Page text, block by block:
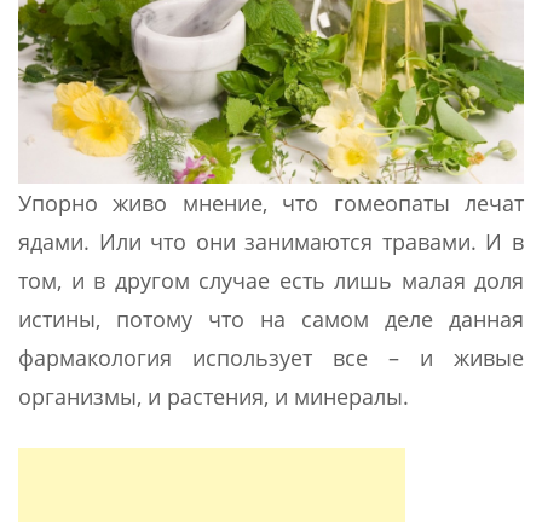
Упорно живо мнение, что гомеопаты лечат
ядами. Или что они занимаются травами. И в
том, и в другом случае есть лишь малая доля
истины, потому что на самом деле данная
фармакология использует все – и живые
организмы, и растения, и минералы.